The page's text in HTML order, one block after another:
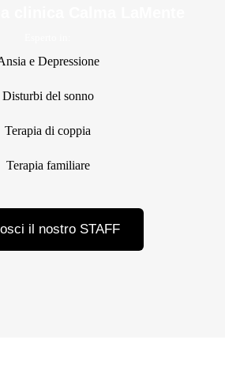
e Depressione
Disturbi del sonno
Terapia di coppia
Terapia familiare
il nostro STAFF